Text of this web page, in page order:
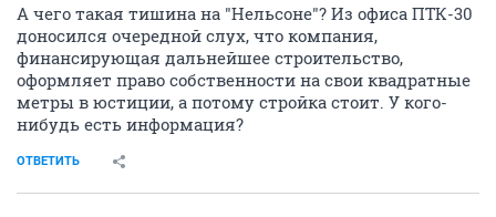
А чего такая тишина на "Нельсоне"? Из офиса ПТК-30
доносился очередной слух, что компания,
финансирующая дальнейшее строительство,
оформляет право собственности на свои квадратные
метры в юстиции, а потому стройка стоит. У кого-
нибудь есть информация?
ОТВЕТИТЬ